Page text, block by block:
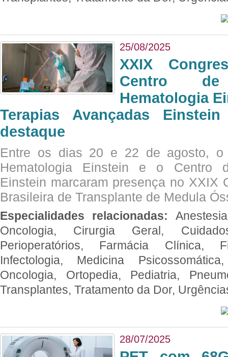
25/08/2025
XXIX
Centro
Hematologia
Terapias Avançadas
destaque
Entre os dias 20 e 22 de agosto, o
Hematologia Einstein e o Centro
Einstein marcaram presença no XXIX
Brasileira de Transplante de Medula
Especialidades relacionadas:
Oncologia, Cirurgia Geral,
Perioperatórios, Farmácia Clínica,
Infectologia, Medicina
Oncologia, Ortopedia, Pediatria,
Transplantes, Tratamento da Dor,
28/07/2025